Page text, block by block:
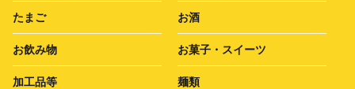
たまご お酒
お飲み物 お菓子・スイーツ
加工品等 麺類